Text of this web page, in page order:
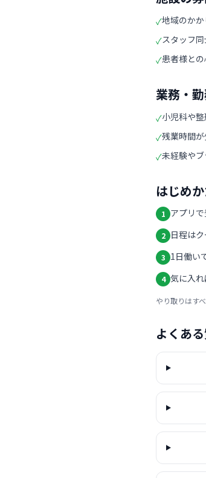
✓地域のか
✓スタッフ
✓患者様と
業務・
✓小児科や
✓残業時間
✓未経験や
はじめ
1 アプリ
2 日程は
3 1日働い
4 気に入
やり取りはす
よくあ